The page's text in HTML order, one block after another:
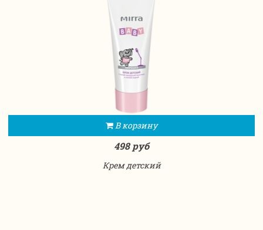
В корзину
498 руб
Крем детский